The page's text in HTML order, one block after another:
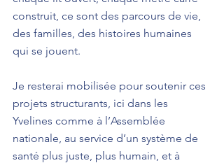
construit, ce sont des parcours de vie,
des familles, des histoires humaines
qui se jouent.
Je resterai mobilisée pour soutenir ces
projets structurants, ici dans les
Yvelines comme à l’Assemblée
nationale, au service d’un système de
santé plus juste, plus humain, et à